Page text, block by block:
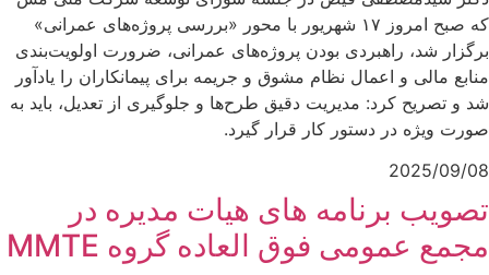
که صبح امروز ۱۷ شهریور با محور «بررسی پروژه‌های عمرانی»
برگزار شد، راهبردی بودن پروژه‌های عمرانی، ضرورت اولویت‌بندی
منابع مالی و اعمال نظام مشوق و جریمه برای پیمانکاران را یادآور
شد و تصریح کرد: مدیریت دقیق طرح‌ها و جلوگیری از تعدیل، باید به‌
صورت ویژه در دستور کار قرار گیرد.
2025/09/08
تصویب برنامه های هیات مدیره در
مجمع عمومی فوق العاده گروه MMTE